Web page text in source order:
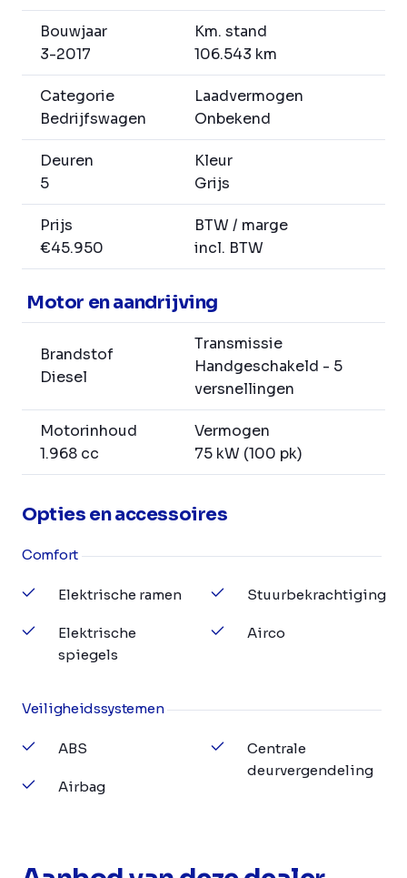
Bouwjaar
3-2017
Km. stand
106.543 km
Categorie
Bedrijfswagen
Laadvermogen
Onbekend
Deuren
5
Kleur
Grijs
Prijs
€45.950
BTW / marge
incl. BTW
Motor en aandrijving
Brandstof
Diesel
Transmissie
Handgeschakeld - 5
versnellingen
Motorinhoud
1.968 cc
Vermogen
75 kW (100 pk)
Opties en accessoires
Comfort
Elektrische ramen
Elektrische
spiegels
Stuurbekrachtiging
Airco
Veiligheidssystemen
ABS
Airbag
Centrale
deurvergendeling